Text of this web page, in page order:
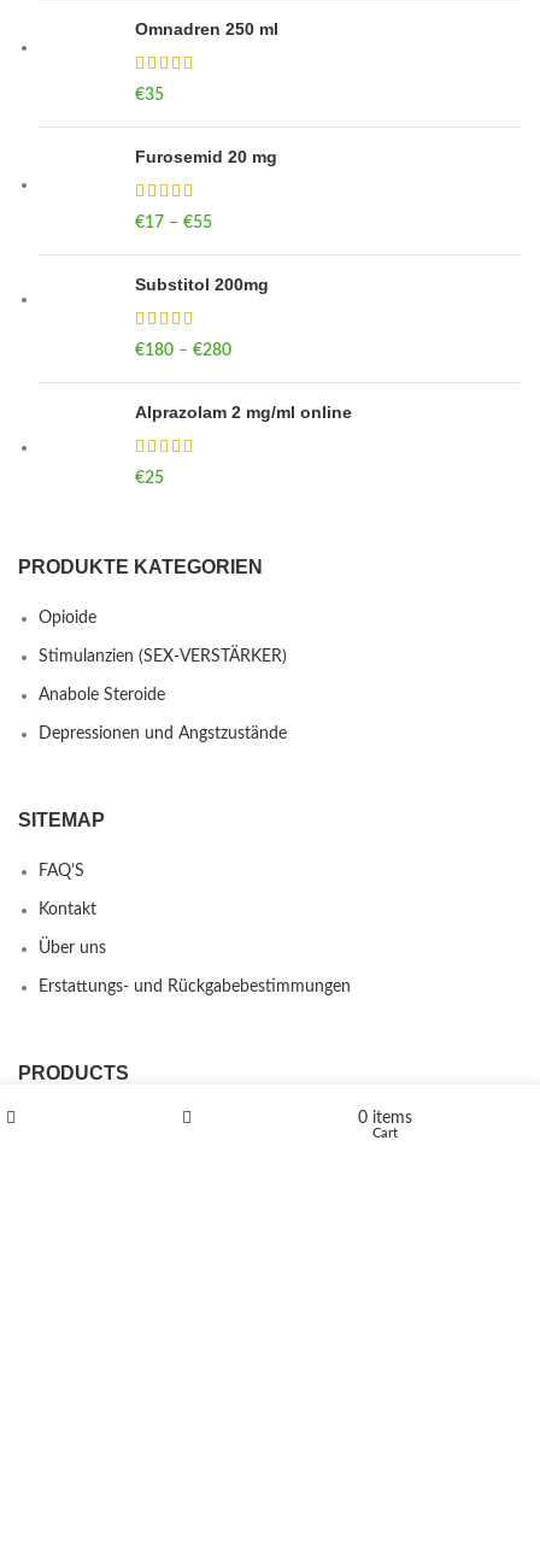
Omnadren 250 ml
€35
Furosemid 20 mg
€17 – €55
Substitol 200mg
€180 – €280
Alprazolam 2 mg/ml online
€25
PRODUKTE KATEGORIEN
Opioide
Stimulanzien (SEX-VERSTÄRKER)
Anabole Steroide
Depressionen und Angstzustände
SITEMAP
FAQ’S
Kontakt
Über uns
Erstattungs- und Rückgabebestimmungen
PRODUCTS
L-Polaflux® 5 mg/ml 0 items
Cart